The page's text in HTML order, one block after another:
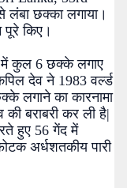
छक्का लगाया।
किए।
में कुल 6 छक्के लगाए
देव ने 1983 वर्ल्ड
लगाने का कारनामा
बराबरी कर ली है|
हुए 56 गेंद में
अर्धशतकीय पारी